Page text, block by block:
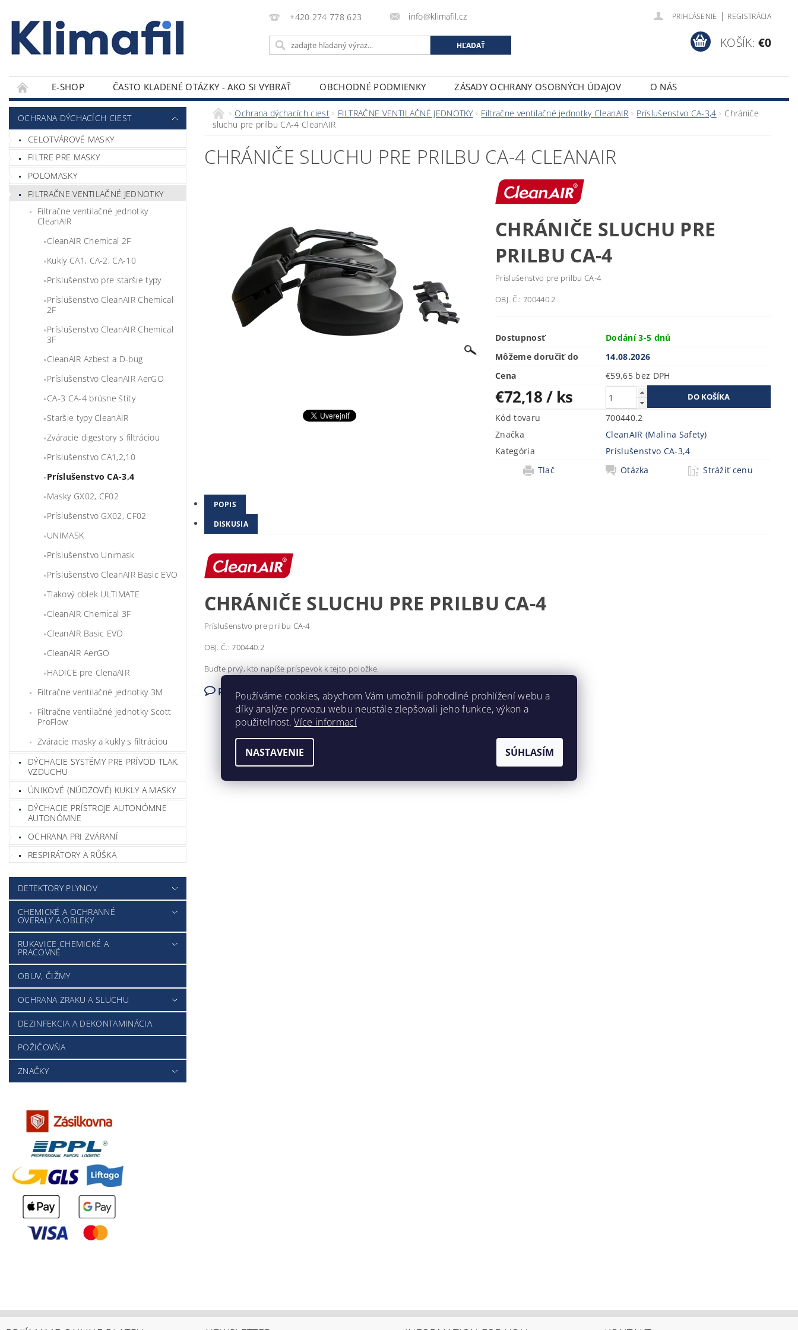
+420 274 778 623 info@klimafil.cz PRIHLÁSENIE | REGISTRÁCIA
KOŠÍK: €0
E-SHOP ČASTO KLADENÉ OTÁZKY - AKO SI VYBRAŤ OBCHODNÉ PODMIENKY ZÁSADY OCHRANY OSOBNÝCH ÚDAJOV
O NÁS
KONTAKTY
OCHRANA DÝCHACÍCH CIEST
CELOTVÁROVÉ MASKY
FILTRE PRE MASKY
POLOMASKY
FILTRAČNE VENTILAČNÉ JEDNOTKY
Filtračne ventilačné jednotky
CleanAIR
CleanAIR Chemical 2F
Kukly CA1, CA-2, CA-10
Príslušenstvo pre staršie typy
Príslušenstvo CleanAIR Chemical
2F
Príslušenstvo CleanAIR Chemical
3F
CleanAIR Azbest a D-bug
Príslušenstvo CleanAIR AerGO
CA-3 CA-4 brúsne štíty
Staršie typy CleanAIR
Zváracie digestory s filtráciou
Príslušenstvo CA1,2,10
Príslušenstvo CA-3,4
Masky GX02, CF02
Príslušenstvo GX02, CF02
UNIMASK
Príslušenstvo Unimask
Príslušenstvo CleanAIR Basic EVO
Tlakový oblek ULTIMATE
CleanAIR Chemical 3F
CleanAIR Basic EVO
CleanAIR AerGO
HADICE pre ClenaAIR
Filtračne ventilačné jednotky 3M
Filtračne ventilačné jednotky Scott
ProFlow
Zváracie masky a kukly s filtráciou
DÝCHACIE SYSTÉMY PRE PRÍVOD TLAK.
VZDUCHU
ÚNIKOVÉ (NÚDZOVÉ) KUKLY A MASKY
DÝCHACIE PRÍSTROJE AUTONÓMNE
AUTONÓMNE
OCHRANA PRI ZVÁRANÍ
RESPIRÁTORY A RŮŠKA
DETEKTORY PLYNOV
CHEMICKÉ A OCHRANNÉ
OVERALY A OBLEKY
RUKAVICE CHEMICKÉ A
PRACOVNÉ
OBUV, ČIŽMY
OCHRANA ZRAKU A SLUCHU
DEZINFEKCIA A DEKONTAMINÁCIA
POŽIČOVŇA
ZNAČKY
Ochrana dýchacích ciest FILTRAČNE VENTILAČNÉ JEDNOTKY Filtračne ventilačné jednotky CleanAIR Príslušenstvo CA-3,4
Chrániče
sluchu pre prilbu CA-4 CleanAIR
CHRÁNIČE SLUCHU PRE PRILBU CA-4 CLEANAIR
CHRÁNIČE SLUCHU PRE
PRILBU CA-4
Príslušenstvo pre prilbu CA-4
OBJ. Č.: 700440.2
Dostupnosť
Dodání 3-5 dnů
Môžeme doručiť do
14.08.2026
Cena
€59,65 bez DPH
€72,18/ ks
Kód tovaru
700440.2
Značka
CleanAIR (Malina Safety)
Kategória
Príslušenstvo CA-3,4
Tlač
Otázka Strážiť cenu
POPIS
DISKUSIA
CHRÁNIČE SLUCHU PRE PRILBU CA-4
Príslušenstvo pre prilbu CA-4
OBJ. Č.: 700440.2
Buďte prvý, kto napíše príspevok k tejto položke.
Pridať komentár
Používáme cookies, abychom Vám umožnili pohodlné prohlížení webu a
díky analýze provozu webu neustále zlepšovali jeho funkce, výkon a
použitelnost.Více informací
NASTAVENIE SÚHLASÍM